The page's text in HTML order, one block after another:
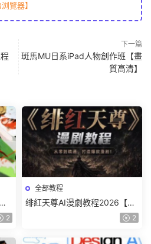
覽器】
下一篇
斑馬MU日系iPad人物創作班【畫
質高清】
2
全部教程
绯紅天尊AI漫劇教程2026【畫
2